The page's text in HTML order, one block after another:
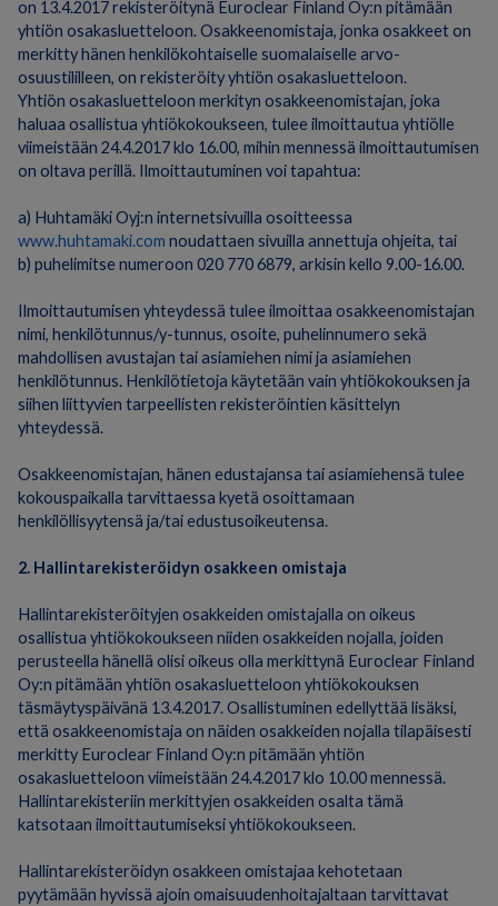
on 13.4.2017 rekisteröitynä Euroclear Finland Oy:n pitämään
yhtiön osakasluetteloon. Osakkeenomistaja, jonka osakkeet on
merkitty hänen henkilökohtaiselle suomalaiselle arvo-
osuustililleen, on rekisteröity yhtiön osakasluetteloon.
Yhtiön osakasluetteloon merkityn osakkeenomistajan, joka
haluaa osallistua yhtiökokoukseen, tulee ilmoittautua yhtiölle
viimeistään 24.4.2017 klo 16.00, mihin mennessä ilmoittautumisen
on oltava perillä. Ilmoittautuminen voi tapahtua:
a) Huhtamäki Oyj:n internetsivuilla osoitteessa
www.huhtamaki.com noudattaen sivuilla annettuja ohjeita, tai
b) puhelimitse numeroon 020 770 6879, arkisin kello 9.00-16.00.
Ilmoittautumisen yhteydessä tulee ilmoittaa osakkeenomistajan
nimi, henkilötunnus/y-tunnus, osoite, puhelinnumero sekä
mahdollisen avustajan tai asiamiehen nimi ja asiamiehen
henkilötunnus. Henkilötietoja käytetään vain yhtiökokouksen ja
siihen liittyvien tarpeellisten rekisteröintien käsittelyn
yhteydessä.
Osakkeenomistajan, hänen edustajansa tai asiamiehensä tulee
kokouspaikalla tarvittaessa kyetä osoittamaan
henkilöllisyytensä ja/tai edustusoikeutensa.
2. Hallintarekisteröidyn osakkeen omistaja
Hallintarekisteröityjen osakkeiden omistajalla on oikeus
osallistua yhtiökokoukseen niiden osakkeiden nojalla, joiden
perusteella hänellä olisi oikeus olla merkittynä Euroclear Finland
Oy:n pitämään yhtiön osakasluetteloon yhtiökokouksen
täsmäytyspäivänä 13.4.2017. Osallistuminen edellyttää lisäksi,
että osakkeenomistaja on näiden osakkeiden nojalla tilapäisesti
merkitty Euroclear Finland Oy:n pitämään yhtiön
osakasluetteloon viimeistään 24.4.2017 klo 10.00 mennessä.
Hallintarekisteriin merkittyjen osakkeiden osalta tämä
katsotaan ilmoittautumiseksi yhtiökokoukseen.
Hallintarekisteröidyn osakkeen omistajaa kehotetaan
pyytämään hyvissä ajoin omaisuudenhoitajaltaan tarvittavat